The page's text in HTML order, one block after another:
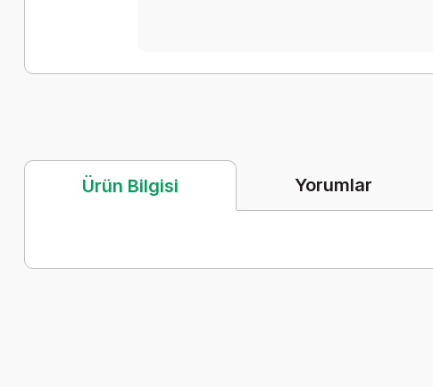
Ürün Bilgisi Yorumlar